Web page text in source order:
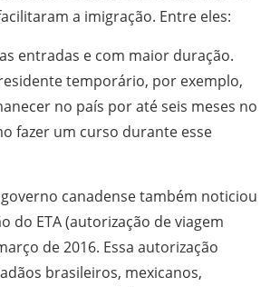
a imigração. Entre eles:
entradas e com maior duração.
temporário, por exemplo,
no país por até seis meses no
fazer um curso durante esse
governo canadense também noticiou
do ETA (autorização de viagem
de 2016. Essa autorização
brasileiros, mexicanos,